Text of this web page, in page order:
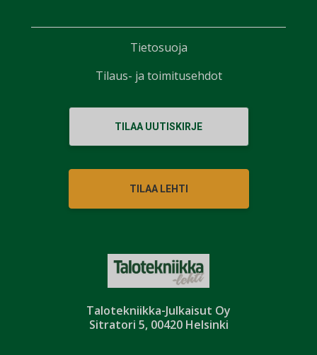
Talotekniikka-Julkaisut Oy
Sitratori 5, 00420 Helsinki
TILAA UUTISKIRJE
TILAA LEHTI
Tietosuoja
Tilaus- ja toimitusehdot